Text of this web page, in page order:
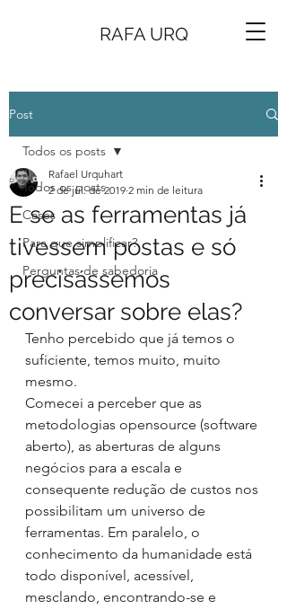
RAFA URQ
Post
Todos os posts
Cases
Para que simplificar?
Perguntas de sabedoria
Todos os posts
E se as ferramentas já
tivessem postas e só
precisássemos
conversar sobre elas?
Rafael Urquhart
2 de jul. de 2019 2 min de leitura
Tenho percebido que já temos o
suficiente, temos muito, muito
mesmo.
Comecei a perceber que as
metodologias opensource (software
aberto), as aberturas de alguns
negócios para a escala e
consequente redução de custos nos
possibilitam um universo de
ferramentas. Em paralelo, o
conhecimento da humanidade está
todo disponível, acessível,
mesclando, encontrando-se e